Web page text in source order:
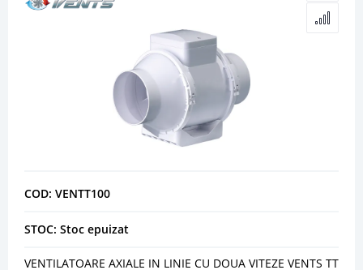
COD: VENTT100
STOC: Stoc epuizat
VENTILATOARE AXIALE IN LINIE CU DOUA VITEZE VENTS TT